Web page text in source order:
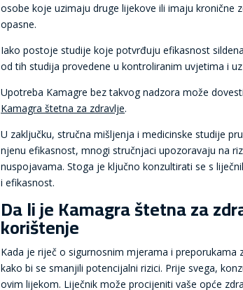
osobe koje uzimaju druge lijekove ili imaju kronične
opasne.
Iako postoje studije koje potvrđuju efikasnost
od tih studija provedene u kontroliranim uvjetima i
Upotreba Kamagre bez takvog nadzora može
Kamagra štetna za zdravlje.
U zaključku, stručna mišljenja i medicinske studije
njenu efikasnost, mnogi stručnjaci upozoravaju na
nuspojavama. Stoga je ključno konzultirati se s
i efikasnost.
Da li je Kamagra štetna za
korištenje
Kada je riječ o sigurnosnim mjerama i
kako bi se smanjili potencijalni rizici. Prije svega,
ovim lijekom. Liječnik može procijeniti vaše opće